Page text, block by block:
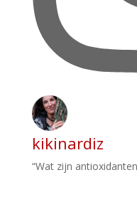
kikinardiz
“Wat zijn